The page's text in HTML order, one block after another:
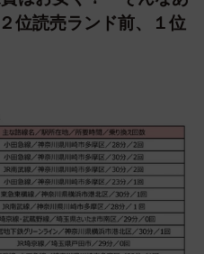
位読売ランド前、１位